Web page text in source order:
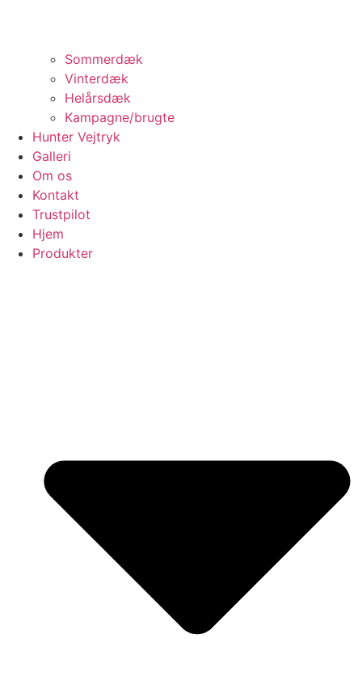
Sommerdæk
Vinterdæk
Helårsdæk
Kampagne/brugte
Hunter Vejtryk
Galleri
Om os
Kontakt
Trustpilot
Hjem
Produkter